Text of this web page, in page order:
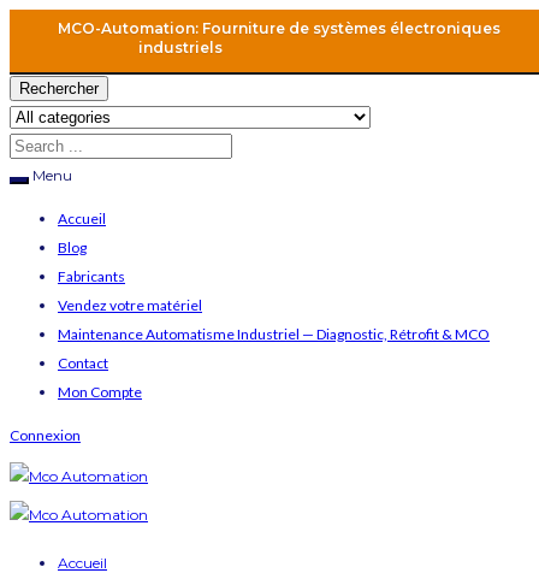
MCO-Automation: Fourniture de systèmes électroniques
industriels
Rechercher
Menu
Accueil
Blog
Fabricants
Vendez votre matériel
Maintenance Automatisme Industriel — Diagnostic, Rétrofit & MCO
Contact
Mon Compte
Connexion
Accueil